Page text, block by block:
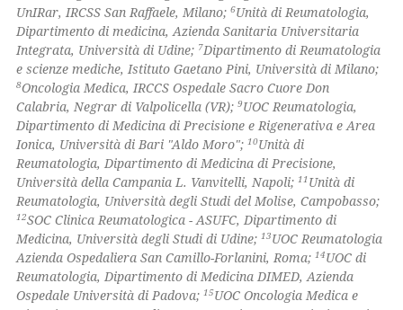
describing whether
mentions, or contrasts
claim, and a label
in which section the
was made.
UnIRar, IRCSS San Raffaele, Milano;6Unità di Reumatologia,
Dipartimento di medicina, Azienda Sanitaria Universitaria
Integrata, Università di Udine; 7Dipartimento di Reumatologia
e scienze mediche, Istituto Gaetano Pini, Università di Milano;
8Oncologia Medica, IRCCS Ospedale Sacro Cuore Don
Calabria, Negrar di Valpolicella (VR);9UOC Reumatologia,
Dipartimento di Medicina di Precisione e Rigenerativa e Area
Ionica, Università di Bari "Aldo Moro";10Unità di
Reumatologia, Dipartimento di Medicina di Precisione,
Università della Campania L. Vanvitelli, Napoli;11 Unità di
Reumatologia, Università degli Studi del Molise, Campobasso;
12SOC Clinica Reumatologica - ASUFC, Dipartimento di
Medicina, Università degli Studi di Udine;13UOC Reumatologia
Azienda Ospedaliera San Camillo-Forlanini, Roma;14UOC di
Reumatologia, Dipartimento di Medicina DIMED, Azienda
Ospedale Università di Padova;15UOC Oncologia Medica e